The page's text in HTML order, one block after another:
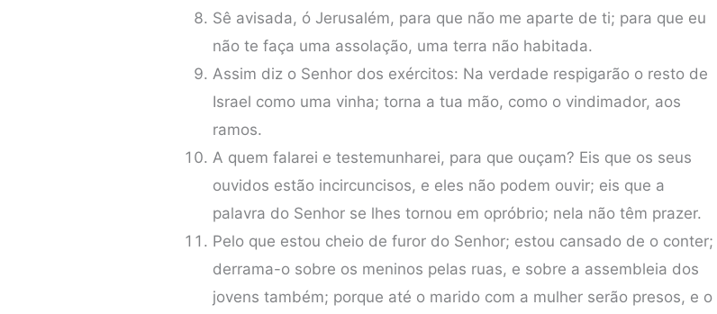
Sê avisada, ó Jerusalém, para que não me aparte de ti; para que eu
não te faça uma assolação, uma terra não habitada.
Assim diz o Senhor dos exércitos: Na verdade respigarão o resto de
Israel como uma vinha; torna a tua mão, como o vindimador, aos
ramos.
A quem falarei e testemunharei, para que ouçam? Eis que os seus
ouvidos estão incircuncisos, e eles não podem ouvir; eis que a
palavra do Senhor se lhes tornou em opróbrio; nela não têm prazer.
Pelo que estou cheio de furor do Senhor; estou cansado de o conter;
derrama-o sobre os meninos pelas ruas, e sobre a assembleia dos
jovens também; porque até o marido com a mulher serão presos, e o